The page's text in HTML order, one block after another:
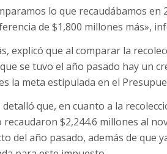
lo que recaudábamos
de $1,800 millones más»,
explicó que al comparar la
se tuvo el año pasado hay un
la meta estipulada en el
detalló que, en cuanto a la
recaudaron $2,244.6 millones al
del año pasado, además de que